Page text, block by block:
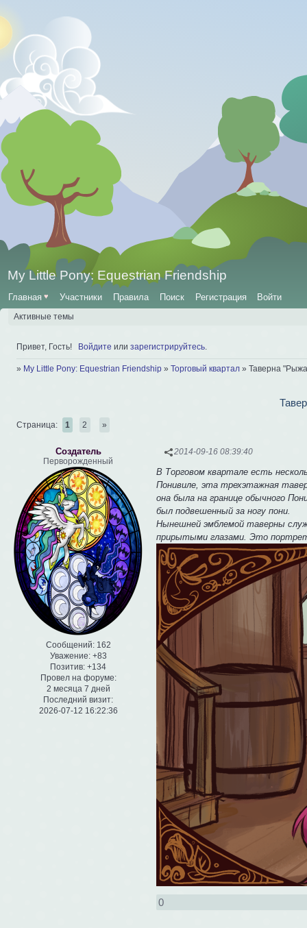
My Little Pony: Equestrian Friendship
Главная ♥ Участники Правила Поиск Регистрация Войти
Активные темы
Привет, Гость! Войдите или зарегистрируйтесь
» My Little Pony: Equestrian Friendship » Торговый квартал » Таверна
Страница: 1 2 »
2014-09-16 08:39:40
Создатель
Перворожденный
Сообщений:162
Уважение: +83
Позитив: +134
Провел на форуме:
2 месяца 7 дней
Последний визит:
2026-07-12 16:22:36
В Торговом квартале есть
Понивиле, эта трехэтажная
она была на границе обычного
был подвешенный за ногу пони.
Нынешней эмблемой таверны
прирытыми глазами. Это портрет
0